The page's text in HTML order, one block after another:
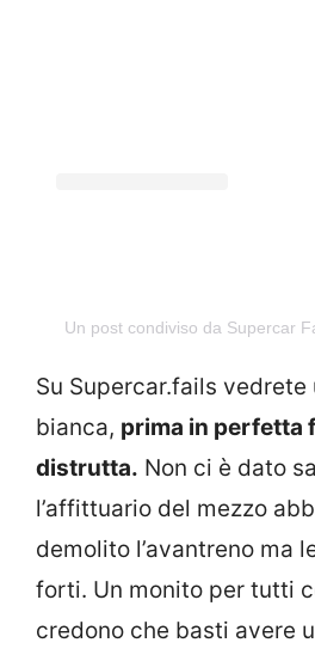
Un post condiviso da Supercar
Su Supercar.fails vedrete
bianca, prima in perfetta
distrutta. Non ci è dato
l’affittuario del mezzo
demolito l’avantreno ma
forti. Un monito per tutti
credono che basti avere